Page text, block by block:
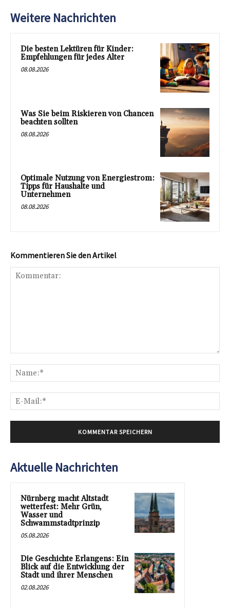
Weitere Nachrichten
Die besten Lektüren für Kinder:
Empfehlungen für jedes Alter
08.08.2026
Was Sie beim Riskieren von Chancen
beachten sollten
08.08.2026
Optimale Nutzung von Energiestrom:
Tipps für Haushalte und
Unternehmen
08.08.2026
Kommentieren Sie den Artikel
Aktuelle Nachrichten
Nürnberg macht Altstadt
wetterfest: Mehr Grün,
Wasser und
Schwammstadtprinzip
05.08.2026
Die Geschichte Erlangens: Ein
Blick auf die Entwicklung der
Stadt und ihrer Menschen
02.08.2026